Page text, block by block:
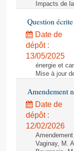
Impacts de
Question
Date de
dépôt :
13/05/2025
énergie et
Mise à jour
Amendement
Date de
dépôt :
12/02/2026
Vaginay, M.